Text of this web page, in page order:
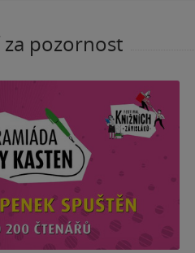
za pozornost